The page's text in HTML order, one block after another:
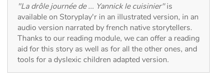
Documentaries
With the family
"La drôle journée de ... Yannick le cuisinier"is
available on Storyplay'r in an illustrated version, in an
audio version narrated by french native storytellers.
Thanks to our reading module, we can offer a reading
aid for this story as well as for all the other ones, and
tools for a dyslexic children adapted version.